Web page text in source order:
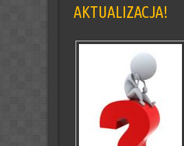
AKTUALIZACJA!